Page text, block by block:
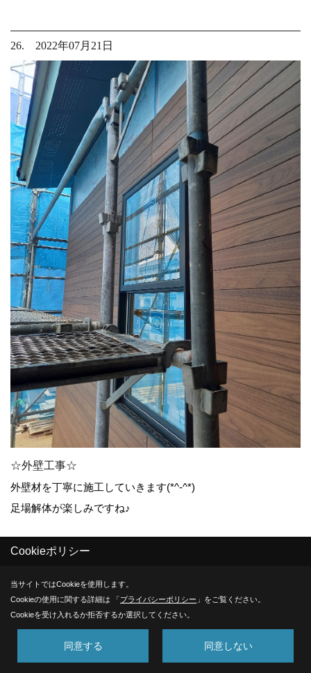
26. 2022年07月21日
☆外壁工事☆
外壁材を丁寧に施工していきます(*^-^*)
足場解体が楽しみですね♪
Cookieポリシー
当サイトではCookieを使用します。
Cookieの使用に関する詳細は 「プライバシーポリシー 」をご覧ください。
Cookieを受け入れるか拒否するか選択してください。
同意する 同意しない